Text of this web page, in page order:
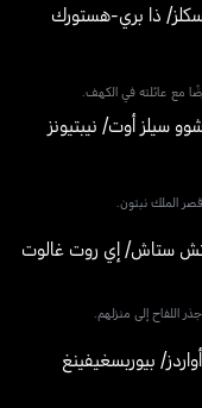
باتسكلز/ ذا بري-هستورك
مع عائلته في الكهف.
شوو سيلز أوت/ نيبتيونز
الملك نبتون.
اللفاح إلى منزلهم.